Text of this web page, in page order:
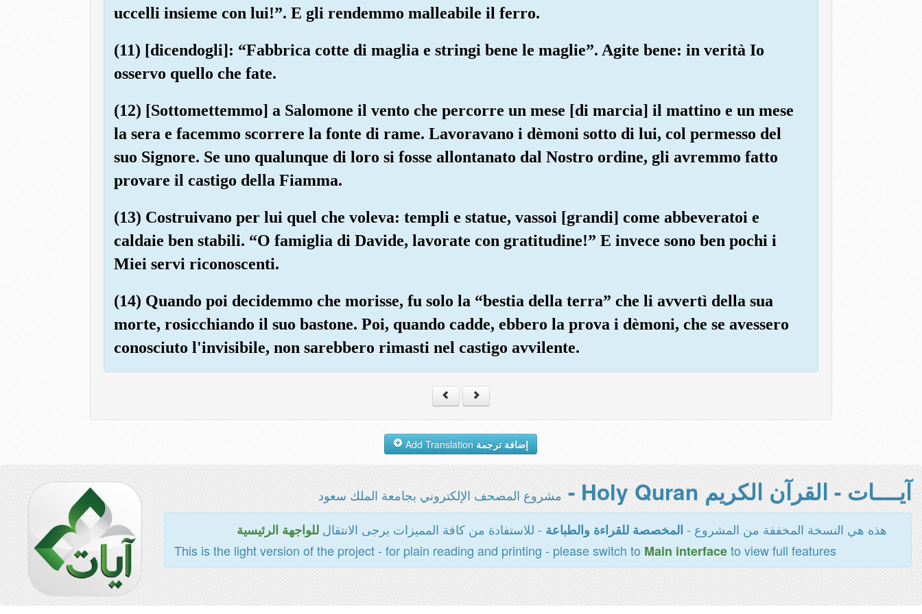
uccelli insieme con lui!”. E gli rendemmo malleabile il ferro.
(11) [dicendogli]: “Fabbrica cotte di maglia e stringi bene le maglie”. Agite bene: in verità Io
osservo quello che fate.
(12) [Sottomettemmo] a Salomone il vento che percorre un mese [di marcia] il mattino e un mese
la sera e facemmo scorrere la fonte di rame. Lavoravano i dèmoni sotto di lui, col permesso del
suo Signore. Se uno qualunque di loro si fosse allontanato dal Nostro ordine, gli avremmo fatto
provare il castigo della Fiamma.
(13) Costruivano per lui quel che voleva: templi e statue, vassoi [grandi] come abbeveratoi e
caldaie ben stabili. “O famiglia di Davide, lavorate con gratitudine!” E invece sono ben pochi i
Miei servi riconoscenti.
(14) Quando poi decidemmo che morisse, fu solo la “bestia della terra” che li avvertì della sua
morte, rosicchiando il suo bastone. Poi, quando cadde, ebbero la prova i dèmoni, che se avessero
conosciuto l'invisibile, non sarebbero rimasti nel castigo avvilente.
إضافة ترجمة
آيــــات - القرآن الكريم Holy Quran - مشروع المصحف الإلكتروني بجامعة الملك سعود
هذه هي النسخة المخففة من المشروع - المخصصة للقراءة والطباعة - للاستفادة من كافة المميزات يرجى الانتقالللواجهة الرئيسية
This is the light version of the project - for plain reading and printing - please switch to Main interfaceto view full features